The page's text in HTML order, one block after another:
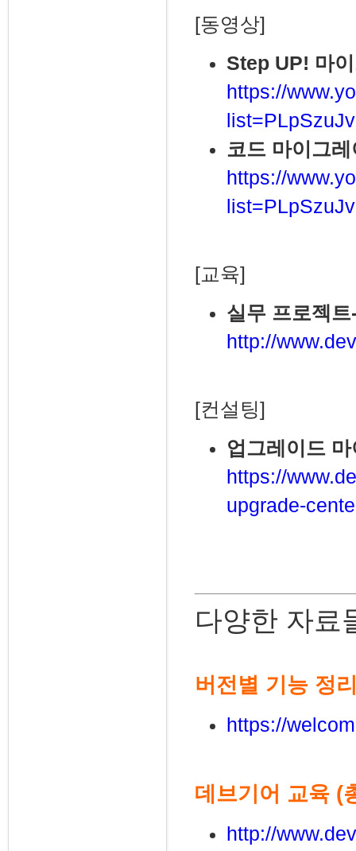
[동영상]
Step UP! 마
https://
코드 마이그
https://
[교육]
실무 프로젝
http://
[컨설팅]
업그레이드
https://
upgrade-
다양한 자료
버전별 기능 정
https://
데브기어 교육 (
http://